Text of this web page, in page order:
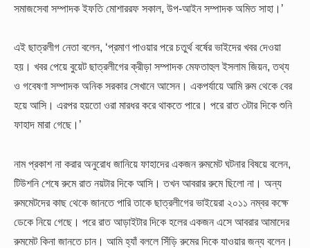
সমাজসেবা সম্পাদক ইফতি মোশাররফ সকাল, উপ-আইন সম্পাদক অমিত সাহা।’
এই ছাত্রলীগ নেতা বলেন, ‘প্রমাণ পাওয়ার পরে চতুর্থ বর্ষের ভাইদের খবর দেওয়া
হয়। খবর পেয়ে বুয়েট ছাত্রলীগের ক্রীড়া সম্পাদক মেফতাহুল ইসলাম জিয়ন, তথ্য
ও গবেষণা সম্পাদক অনিক সরকার সেখানে আসেন। একপর্যায়ে আমি রুম থেকে বের
হয়ে আসি। এরপর হয়তো ওরা মারধর করে থাকতে পারে। পরে রাত ৩টার দিকে শুনি
ফাহাদ মারা গেছে।’
নাম প্রকাশ না করার অনুরোধ জানিয়ে ফাহাদের একজন রুমমেট ঘটনার বিষয়ে বলেন,
টিউশনি শেষে রুমে রাত নয়টার দিকে আসি। তখন আবরার রুমে ছিলো না। অন্য
রুমমেটদের কাছ থেকে জানতে পারি তাকে ছাত্রলীগের ভাইয়েরা ২০১১ নম্বর কক্ষে
ডেকে নিয়ে গেছে। পরে রাত আড়াইটার দিকে হলের একজন এসে আবরার আমাদের
রুমমেট কিনা জানতে চান। আমি হ্যাঁ বললে সিঁড়ি রুমের দিকে যাওয়ার জন্য বলেন।